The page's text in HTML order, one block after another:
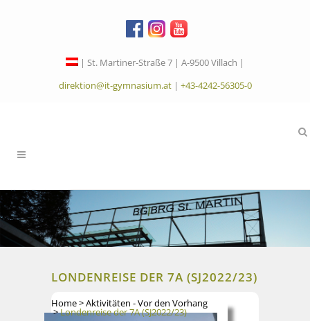
| St. Martiner-Straße 7 | A-9500 Villach |
direktion@it-gymnasium.at| +43-4242-56305-0
LONDENREISE DER 7A (SJ2022/23)
Home>Aktivitäten - Vor den Vorhang
>Londenreise der 7A (SJ2022/23)